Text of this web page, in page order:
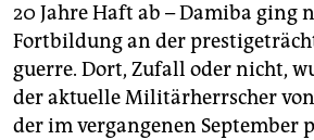
20 Jahre Haft ab – Damiba ging
Fortbildung an der
guerre. Dort, Zufall oder nicht,
der aktuelle Militärherrscher
der im vergangenen September